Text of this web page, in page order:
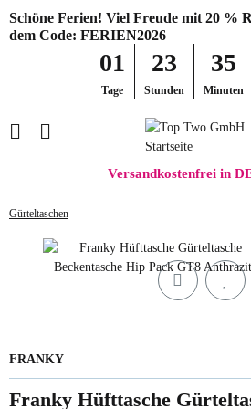
Schöne Ferien! Viel Freude mit 20 %
dem Code: FERIEN2026
01
Tage
23
Stunden
35
Minuten
Versandkostenfrei in
Gürteltaschen
FRANKY
Franky Hüfttasche